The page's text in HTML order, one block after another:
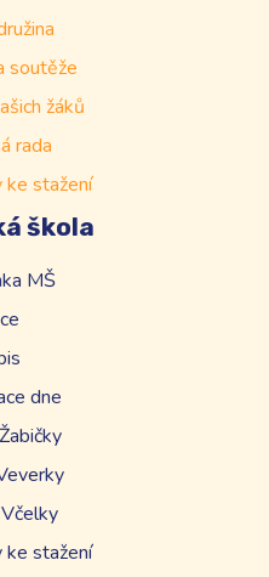
soutěže
žáků
rada
ke stažení
škola
MŠ
dne
ke stažení